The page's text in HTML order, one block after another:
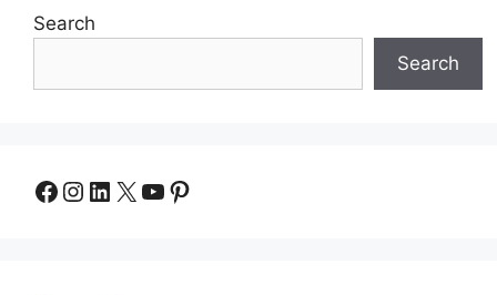
Search
Search
Facebook
Instagram
LinkedIn
X YouTube
Pinterest